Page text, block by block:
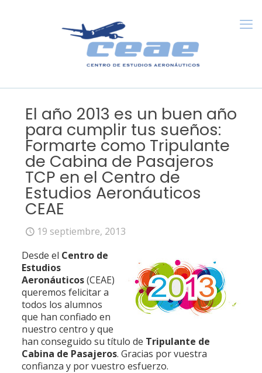
El año 2013 es un buen año
para cumplir tus sueños:
Formarte como Tripulante
de Cabina de Pasajeros
TCP en el Centro de
Estudios Aeronáuticos
CEAE
19 septiembre, 2013
Desde el Centro de
Estudios
Aeronáuticos(CEAE)
queremos felicitar a
todos los alumnos
que han confiado en
nuestro centro y que
han conseguido su título de Tripulante de
Cabina de Pasajeros. Gracias por vuestra
confianza y por vuestro esfuerzo.